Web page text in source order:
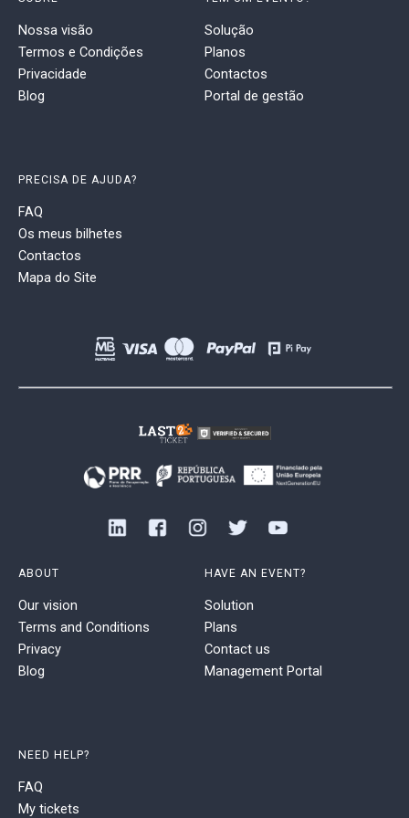
Nossa visão
Termos e Condições
Privacidade
Blog
Solução
Planos
Contactos
Portal de gestão
PRECISA DE AJUDA?
FAQ
Os meus bilhetes
Contactos
Mapa do Site
ABOUT
Our vision
Terms and Conditions
Privacy
Blog
HAVE AN EVENT?
Solution
Plans
Contact us
Management Portal
NEED HELP?
FAQ
My tickets